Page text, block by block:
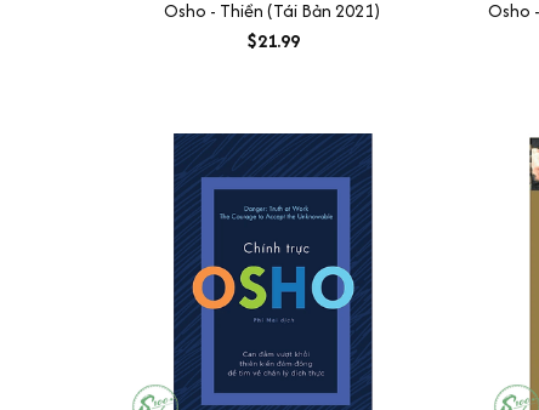
Osho - Thiền (Tái Bản 2021)
$21.99
Osho